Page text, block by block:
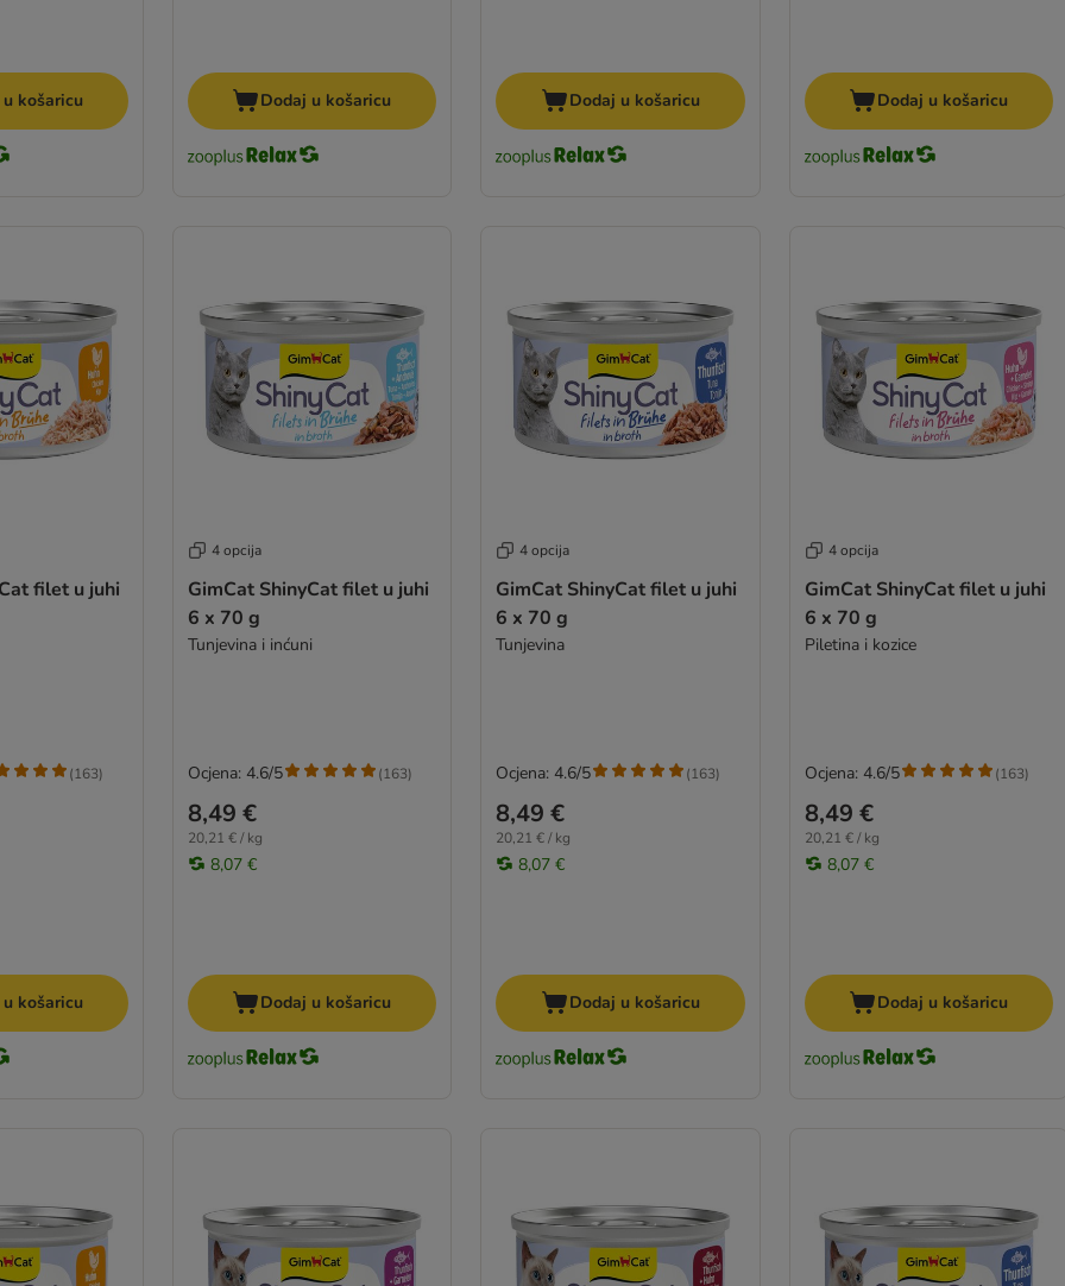
košaricu Dodaj u košaricu Dodaj u košaricu Dodaj u košaricu
filet u juhi
(163)
košaricu
4 opcija
GimCat ShinyCat filet u juhi
6 x 70 g
Tunjevina i inćuni
8,49 €
20,21 € / kg
8,07 €
Ocjena: 4.6/5 (163)
Dodaj u košaricu
4 opcija
GimCat ShinyCat filet u juhi
6 x 70 g
Tunjevina
8,49 €
20,21 € / kg
8,07 €
Ocjena: 4.6/5 (163)
Dodaj u košaricu
4 opcija
GimCat ShinyCat filet u juhi
6 x 70 g
Piletina i kozice
8,49 €
20,21 € / kg
8,07 €
Ocjena: 4.6/5 (163)
Dodaj u košaricu